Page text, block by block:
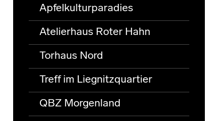
Apfelkulturparadies
Atelierhaus Roter Hahn
Torhaus Nord
Treff im Liegnitzquartier
QBZ Morgenland